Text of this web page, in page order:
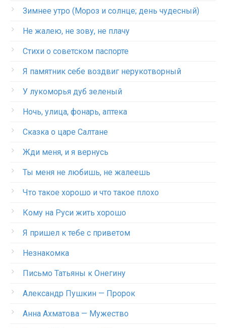
Зимнее утро (Мороз и солнце; день чудесный)
Не жалею, не зову, не плачу
Стихи о советском паспорте
Я памятник себе воздвиг нерукотворный
У лукоморья дуб зеленый
Ночь, улица, фонарь, аптека
Сказка о царе Салтане
Жди меня, и я вернусь
Ты меня не любишь, не жалеешь
Что такое хорошо и что такое плохо
Кому на Руси жить хорошо
Я пришел к тебе с приветом
Незнакомка
Письмо Татьяны к Онегину
Александр Пушкин — Пророк
Анна Ахматова — Мужество